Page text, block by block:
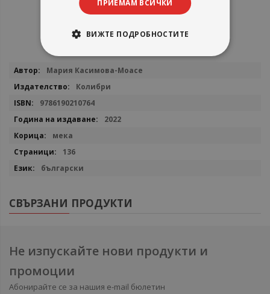
Повече
Мария Касимова-Моасе
Колибри
9786190210764
2022
мека
136
български
СВЪРЗАНИ ПРОДУКТИ
Не изпускайте нови продукти и
промоции
Абонирайте се за нашия e-mail бюлетин
ПРИЕМАМ ВСИЧКИ
ВИЖТЕ ПОДРОБНОСТИТЕ